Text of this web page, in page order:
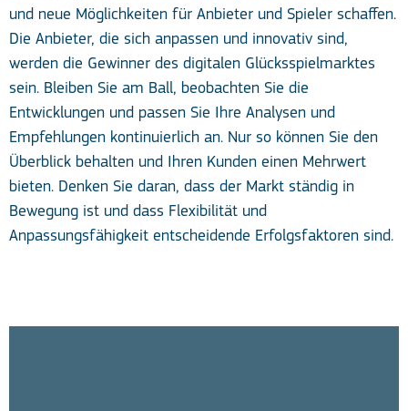
und neue Möglichkeiten für Anbieter und Spieler schaffen.
Die Anbieter, die sich anpassen und innovativ sind,
werden die Gewinner des digitalen Glücksspielmarktes
sein. Bleiben Sie am Ball, beobachten Sie die
Entwicklungen und passen Sie Ihre Analysen und
Empfehlungen kontinuierlich an. Nur so können Sie den
Überblick behalten und Ihren Kunden einen Mehrwert
bieten. Denken Sie daran, dass der Markt ständig in
Bewegung ist und dass Flexibilität und
Anpassungsfähigkeit entscheidende Erfolgsfaktoren sind.